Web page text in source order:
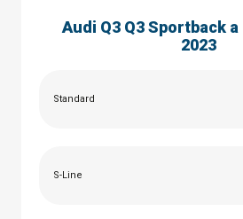
Audi Q3 Q3 Sportback
2023
Standard
S-Line